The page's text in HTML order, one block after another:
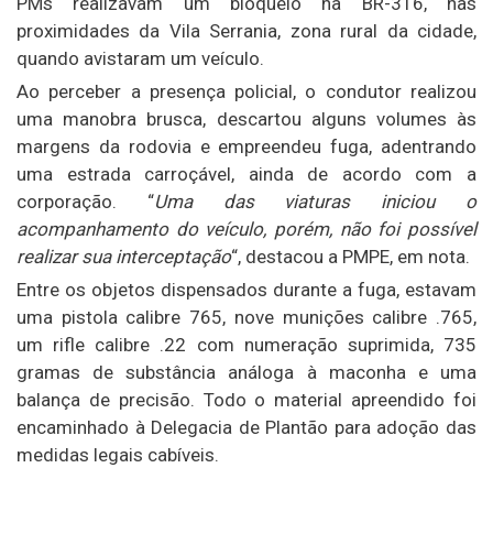
proximidades da Vila Serrania, zona rural da cidade,
quando avistaram um veículo.
Ao perceber a presença policial, o condutor realizou
uma manobra brusca, descartou alguns volumes às
margens da rodovia e empreendeu fuga, adentrando
uma estrada carroçável, ainda de acordo com a
corporação. “Uma das viaturas iniciou o
acompanhamento do veículo, porém, não foi possível
realizar sua interceptação“, destacou a PMPE, em nota.
Entre os objetos dispensados durante a fuga, estavam
uma pistola calibre 765, nove munições calibre .765,
um rifle calibre .22 com numeração suprimida, 735
gramas de substância análoga à maconha e uma
balança de precisão. Todo o material apreendido foi
encaminhado à Delegacia de Plantão para adoção das
medidas legais cabíveis.